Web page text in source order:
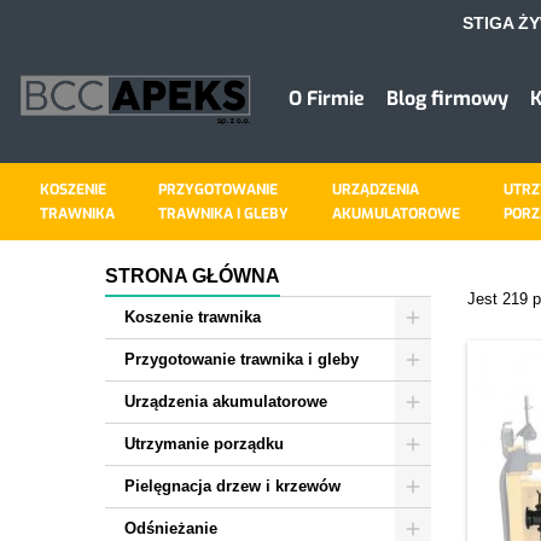
STIGA
O Firmie Blog firmowy
KOSZENIE
TRAWNIKA
PRZYGOTOWANIE
TRAWNIKA I GLEBY
URZĄDZENIA
AKUMULATOROWE
STRONA GŁÓWNA
Koszenie trawnika
Przygotowanie trawnika i gleby
Urządzenia akumulatorowe
Utrzymanie porządku
Pielęgnacja drzew i krzewów
Odśnieżanie
Jest 219